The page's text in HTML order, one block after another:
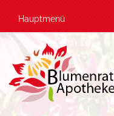
Hauptmenü